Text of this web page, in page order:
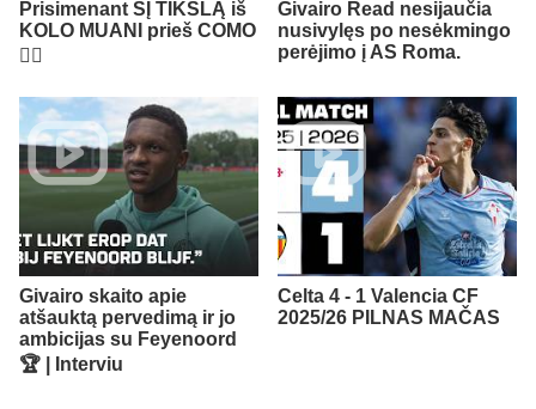
Prisimenant ŠĮ TIKSLĄ iš
KOLO MUANI prieš COMO
😮‍💨​
Givairo Read nesijaučia
nusivylęs po nesėkmingo
perėjimo į AS Roma.
Givairo skaito apie
atšauktą pervedimą ir jo
ambicijas su Feyenoord
🏆 | Interviu
Celta 4 - 1 Valencia CF
2025/26 PILNAS MAČAS